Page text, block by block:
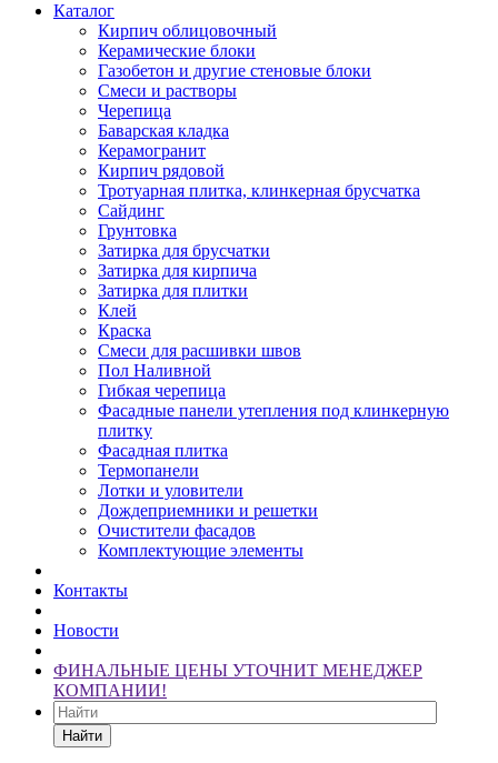
Каталог
Кирпич облицовочный
Керамические блоки
Газобетон и другие стеновые блоки
Смеси и растворы
Черепица
Баварская кладка
Керамогранит
Кирпич рядовой
Тротуарная плитка, клинкерная брусчатка
Сайдинг
Грунтовка
Затирка для брусчатки
Затирка для кирпича
Затирка для плитки
Клей
Краска
Смеси для расшивки швов
Пол Наливной
Гибкая черепица
Фасадные панели утепления под клинкерную
плитку
Фасадная плитка
Термопанели
Лотки и уловители
Дождеприемники и решетки
Очистители фасадов
Комплектующие элементы
Контакты
Новости
ФИНАЛЬНЫЕ ЦЕНЫ УТОЧНИТ МЕНЕДЖЕР
КОМПАНИИ!
Найти